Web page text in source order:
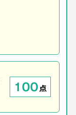
100点